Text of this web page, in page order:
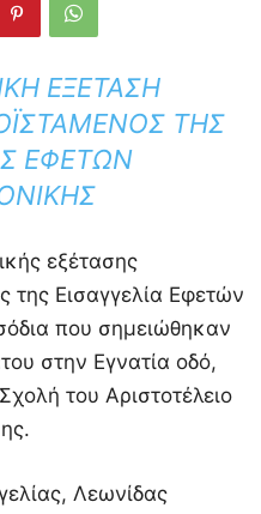
ΕΞΈΤΑΣΗ
ΤΗΣ
ΕΦΕΤΏΝ
εξέτασης
της Εισαγγελία Εφετών
που σημειώθηκαν
στην Εγνατία οδό,
του Αριστοτέλειο
.
Λεωνίδας